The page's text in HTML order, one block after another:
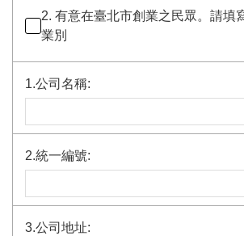
2. 有意在臺北市創業之民眾。請填
業別
1.公司名稱:
2.統一編號:
3.公司地址: